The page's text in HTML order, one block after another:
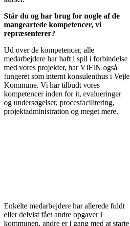
Står du og har brug for nogle af de
mangeartede kompetencer, vi
repræsenterer?
Ud over de kompetencer, alle
medarbejdere har haft i spil i forbindelse
med vores projekter, har VIFIN også
fungeret som internt konsulenthus i Vejle
Kommune. Vi har tilbudt vores
kompetencer inden for it, evalueringer
og undersøgelser, procesfacilitering,
projektadministration og meget mere.
Enkelte medarbejdere har allerede fuldt
eller delvist fået andre opgaver i
kommunen, andre er i gang med at starte